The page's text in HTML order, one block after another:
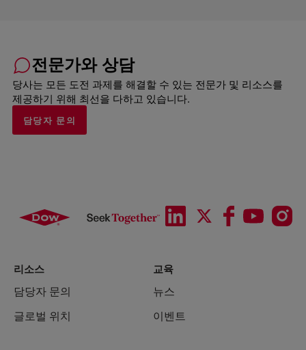
전문가와 상담
당사는 모든 도전 과제를 해결할 수 있는 전문가 및 리소스를
제공하기 위해 최선을 다하고 있습니다.
담당자 문의
리소스
담당자 문의
글로벌 위치
교육
뉴스
이벤트